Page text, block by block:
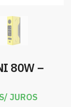
80W –
S/ JUROS